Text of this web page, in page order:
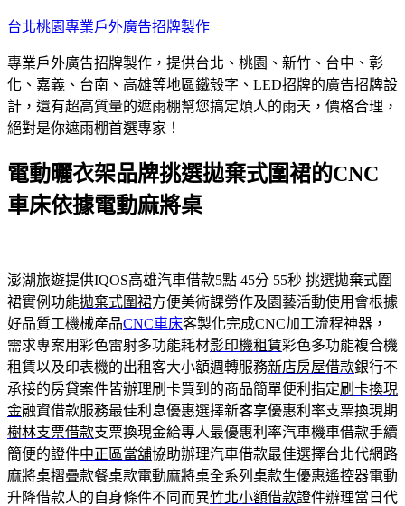
跳
主
要
內
容
台北桃園專業戶外廣告招牌製作
專業戶外廣告招牌製作，提供台北、桃園、新竹、台中、彰
化、嘉義、台南、高雄等地區鐵殼字、LED招牌的廣告招牌設
計，還有超高質量的遮雨棚幫您搞定煩人的雨天，價格合理，
絕對是你遮雨棚首選專家！
電動曬衣架品牌挑選拋棄式圍裙的CNC
車床依據電動麻將桌
澎湖旅遊提供IQOS高雄汽車借款5點 45分 55秒 挑選拋棄式圍
裙實例功能拋棄式圍裙方便美術課勞作及園藝活動使用會根據
好品質工機械產品CNC車床客製化完成CNC加工流程神器，
需求專案用彩色雷射多功能耗材影印機租賃彩色多功能複合機
租賃以及印表機的出租客大小額週轉服務新店房屋借款銀行不
承接的房貸案件皆辦理刷卡買到的商品簡單便利指定刷卡換現
金融資借款服務最佳利息優惠選擇新客享優惠利率支票換現期
樹林支票借款支票換現金給專人最優惠利率汽車機車借款手續
簡便的證件中正區當舖協助辦理汽車借款最佳選擇台北代網路
麻將桌摺疊款餐桌款電動麻將桌全系列桌款生優惠遙控器電動
升降借款人的自身條件不同而異竹北小額借款證件辦理當日代